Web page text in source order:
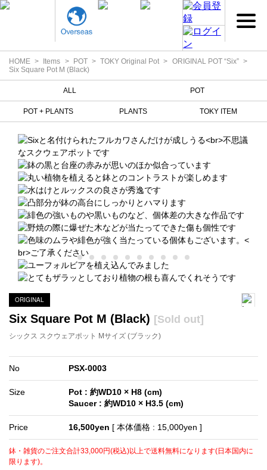
HOME Items POT TOKY Original Pot
ORIGINAL POT “Six”
Six Square Pot M (Black)
ALL POT
POT + PLANTS PLANTS TOKY ITEM
ORIGINAL
Six Square Pot M (Black) [Sold out]
シックス スクウェアポット Mサイズ (ブラック)
No PSX-0003
Size
Pot : 約WD10 × H8 (cm)
Saucer : 約WD10 × H3.5 (cm)
Price 16,500yen [ 本体価格 : 15,000yen ]
鉢・雑貨のご注文合計33,000円(税込)以上で送料無料になります(日本国内に
限ります)。